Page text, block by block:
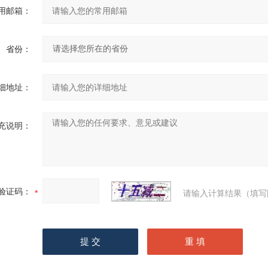
邮箱：
省份：
地址：
说明：
证码： 请输入计算结果（填